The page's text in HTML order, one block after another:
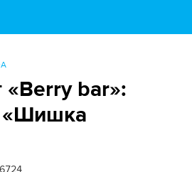
«Berry bar»:
«Шишка
6724